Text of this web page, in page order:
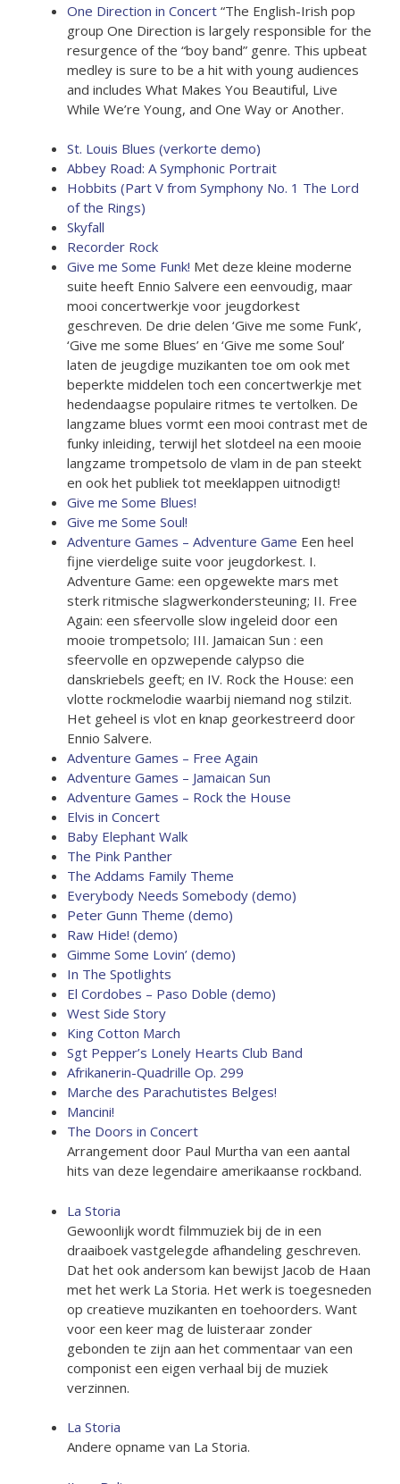
One Direction in Concert “The English-Irish pop
group One Direction is largely responsible for the
resurgence of the “boy band” genre. This upbeat
medley is sure to be a hit with young audiences
and includes What Makes You Beautiful, Live
While We’re Young, and One Way or Another.
St. Louis Blues (verkorte demo)
Abbey Road: A Symphonic Portrait
Hobbits (Part V from Symphony No. 1 The Lord
of the Rings)
Skyfall
Recorder Rock
Give me Some Funk! Met deze kleine moderne
suite heeft Ennio Salvere een eenvoudig, maar
mooi concertwerkje voor jeugdorkest
geschreven. De drie delen ‘Give me some Funk’,
‘Give me some Blues’ en ‘Give me some Soul’
laten de jeugdige muzikanten toe om ook met
beperkte middelen toch een concertwerkje met
hedendaagse populaire ritmes te vertolken. De
langzame blues vormt een mooi contrast met de
funky inleiding, terwijl het slotdeel na een mooie
langzame trompetsolo de vlam in de pan steekt
en ook het publiek tot meeklappen uitnodigt!
Give me Some Blues!
Give me Some Soul!
Adventure Games – Adventure Game Een heel
fijne vierdelige suite voor jeugdorkest. I.
Adventure Game: een opgewekte mars met
sterk ritmische slagwerkondersteuning; II. Free
Again: een sfeervolle slow ingeleid door een
mooie trompetsolo; III. Jamaican Sun : een
sfeervolle en opzwepende calypso die
danskriebels geeft; en IV. Rock the House: een
vlotte rockmelodie waarbij niemand nog stilzit.
Het geheel is vlot en knap georkestreerd door
Ennio Salvere.
Adventure Games – Free Again
Adventure Games – Jamaican Sun
Adventure Games – Rock the House
Elvis in Concert
Baby Elephant Walk
The Pink Panther
The Addams Family Theme
Everybody Needs Somebody (demo)
Peter Gunn Theme (demo)
Raw Hide! (demo)
Gimme Some Lovin’ (demo)
In The Spotlights
El Cordobes – Paso Doble (demo)
West Side Story
King Cotton March
Sgt Pepper’s Lonely Hearts Club Band
Afrikanerin-Quadrille Op. 299
Marche des Parachutistes Belges!
Mancini!
The Doors in Concert
Arrangement door Paul Murtha van een aantal
hits van deze legendaire amerikaanse rockband.
La Storia
Gewoonlijk wordt filmmuziek bij de in een
draaiboek vastgelegde afhandeling geschreven.
Dat het ook andersom kan bewijst Jacob de Haan
met het werk La Storia. Het werk is toegesneden
op creatieve muzikanten en toehoorders. Want
voor een keer mag de luisteraar zonder
gebonden te zijn aan het commentaar van een
componist een eigen verhaal bij de muziek
verzinnen.
La Storia
Andere opname van La Storia.